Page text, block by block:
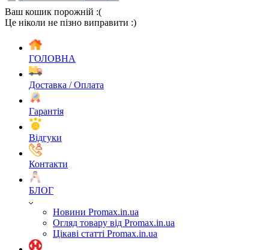
Ваш кошик порожній :(
Це ніколи не пізно виправити :)
ГОЛОВНА
Доставка / Оплата
Гарантія
Відгуки
Контакти
БЛОГ
Новини Promax.in.ua
Огляд товару від Promax.in.ua
Цікаві статті Promax.in.ua